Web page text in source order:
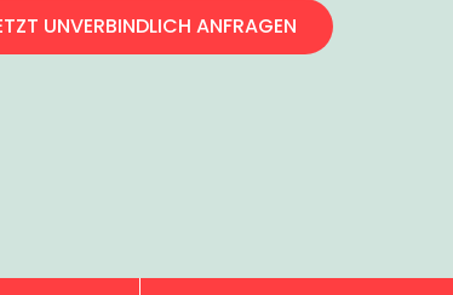
UNVERBINDLICH ANFRAGEN